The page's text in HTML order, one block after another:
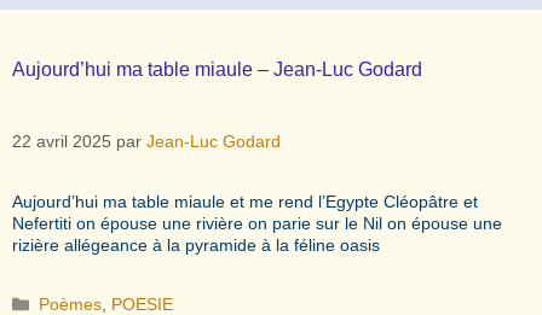
Aujourd’hui ma table miaule – Jean-Luc Godard
22 avril 2025 par Jean-Luc Godard
Aujourd’hui ma table miaule et me rend l’Egypte Cléopâtre et
Nefertiti on épouse une rivière on parie sur le Nil on épouse une
rizière allégeance à la pyramide à la féline oasis
Catégories
Poèmes POESIE